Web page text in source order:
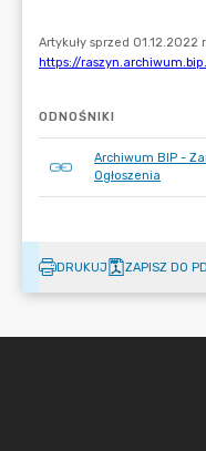
ODNOŚNIKI
Archiwum BIP -
Ogłoszenia
DRUKUJ ZAPISZ DO